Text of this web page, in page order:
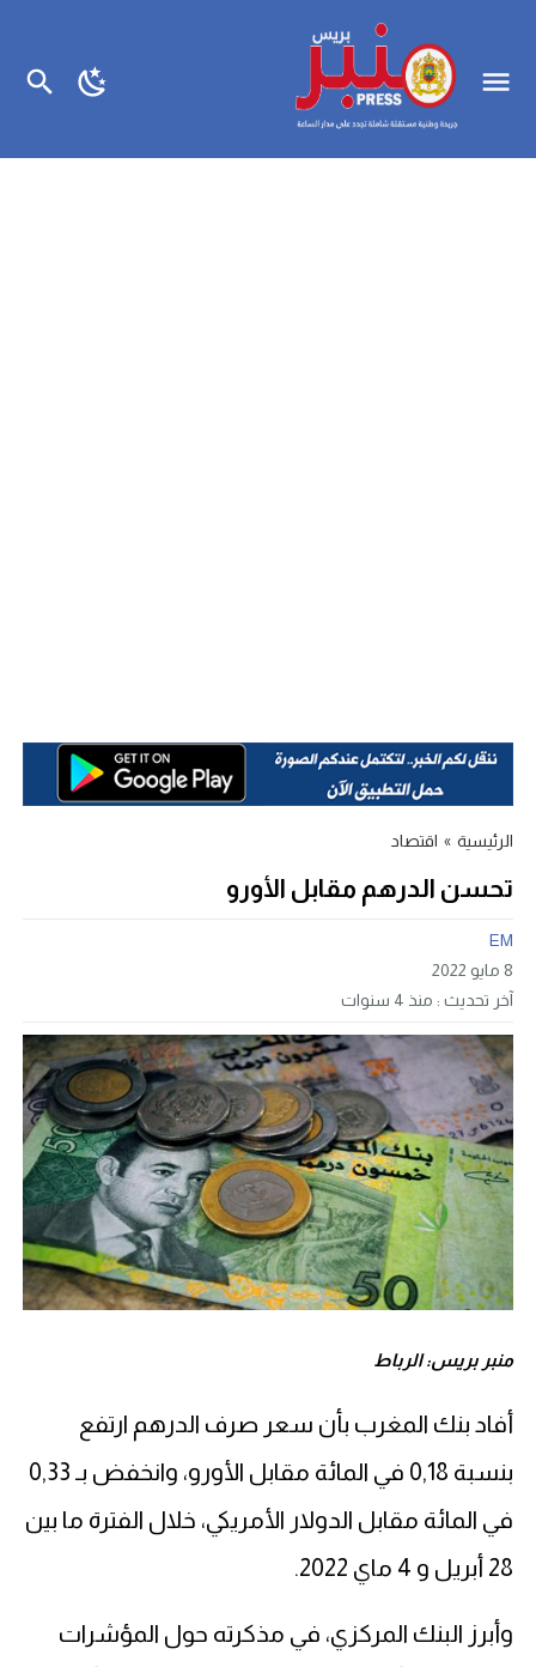
الرئيسية » اقتصاد
تحسن الدرهم مقابل الأورو
EM
8 مايو 2022
آخر تحديث : منذ 4 سنوات
منبر بريس: الرباط
أفاد بنك المغرب بأن سعر صرف الدرهم ارتفع
بنسبة 0,18 في المائة مقابل الأورو، وانخفض بـ 0,33
في المائة مقابل الدولار الأمريكي، خلال الفترة ما بين
28 أبريل و 4 ماي 2022.
وأبرز البنك المركزي، في مذكرته حول المؤشرات